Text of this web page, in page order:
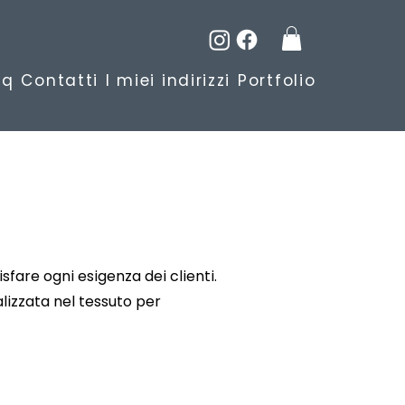
Contatti I miei indirizzi Portfolio
ogni esigenza deiclienti.
nel tessuto per